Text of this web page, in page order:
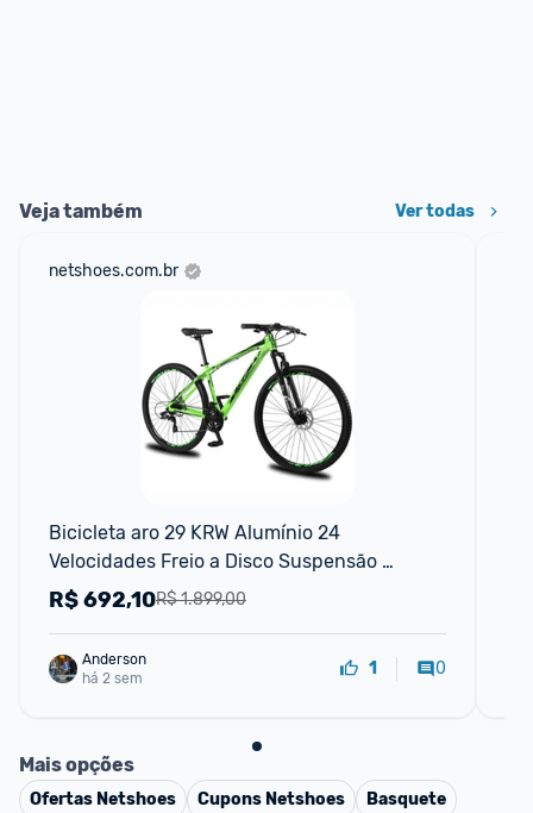
Veja também Ver todas
netshoes.com.br
Bicicleta aro 29 KRW Alumínio 24
Velocidades Freio a Disco Suspensão
dianteira Mountain Bike KR1
R$ 1.899,00
R$692,10
Anderson
há 2 sem
1 0
Mais opções
Ofertas Netshoes Cupons Netshoes
Basquete